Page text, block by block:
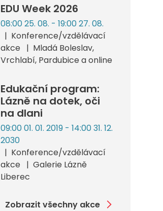
EDU Week 2026
08:00 25. 08. - 19:00 27. 08.
Konference/vzdělávací
akce
Mladá Boleslav,
Vrchlabí, Pardubice a online
Edukační program:
Lázně na dotek, oči
na dlani
09:00 01. 01. 2019 - 14:00 31. 12.
2030
Konference/vzdělávací
akce
Galerie Lázně
Liberec
Zobrazit všechny akce